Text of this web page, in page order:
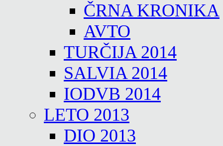
ČRNA KRONIKA
AVTO
TURČIJA 2014
SALVIA 2014
IODVB 2014
LETO 2013
DIO 2013